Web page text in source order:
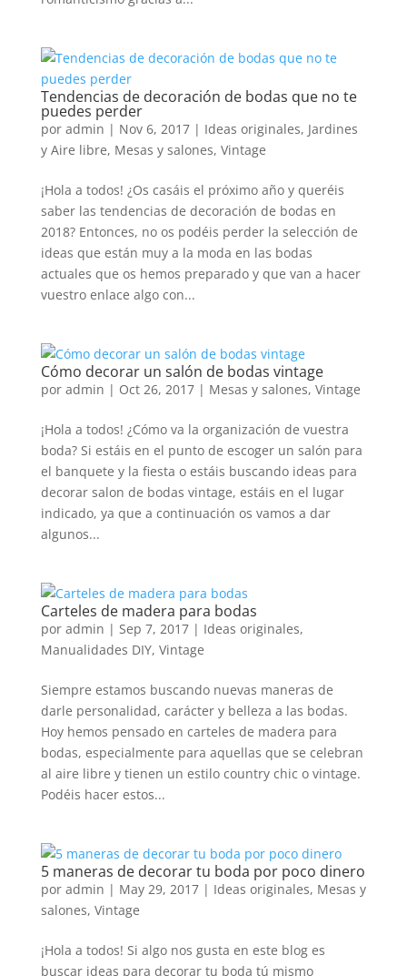
Tendencias de decoración de bodas que no te
puedes perder
por admin | Nov 6, 2017| Ideas originales, Jardines
y Aire libre, Mesas y salones, Vintage
¡Hola a todos! ¿Os casáis el próximo año y queréis
saber las tendencias de decoración de bodas en
2018? Entonces, no os podéis perder la selección de
ideas que están muy a la moda en las bodas
actuales que os hemos preparado y que van a hacer
vuestro enlace algo con...
Cómo decorar un salón de bodas vintage
por admin | Oct 26, 2017| Mesas y salones, Vintage
¡Hola a todos! ¿Cómo va la organización de vuestra
boda? Si estáis en el punto de escoger un salón para
el banquete y la fiesta o estáis buscando ideas para
decorar salon de bodas vintage, estáis en el lugar
indicado, ya que a continuación os vamos a dar
algunos...
Carteles de madera para bodas
por admin | Sep 7, 2017| Ideas originales,
Manualidades DIY, Vintage
Siempre estamos buscando nuevas maneras de
darle personalidad, carácter y belleza a las bodas.
Hoy hemos pensado en carteles de madera para
bodas, especialmente para aquellas que se celebran
al aire libre y tienen un estilo country chic o vintage.
Podéis hacer estos...
5 maneras de decorar tu boda por poco dinero
por admin | May 29, 2017| Ideas originales, Mesas y
salones, Vintage
¡Hola a todos! Si algo nos gusta en este blog es
buscar ideas para decorar tu boda tú mismo